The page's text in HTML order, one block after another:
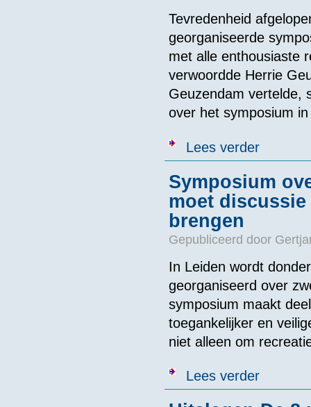
Tevredenheid
georganiseerde
met alle enthousiaste
verwoordde Herrie
Geuzendam vertelde,
over het symposium
Lees verderover
Symposium
moet
brengen
Gepubliceerd door
In Leiden wordt
georganiseerd over
symposium maakt
toegankelijker en
niet alleen om
Lees verderover